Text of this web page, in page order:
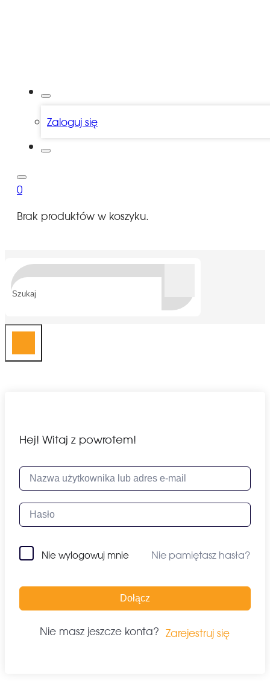
Zaloguj się
0
Brak produktów w koszyku.
Szukaj
Hej! Witaj z powrotem!
Nie wylogowuj mnie Nie pamiętasz hasła?
Dołącz
Nie masz jeszcze konta? Zarejestruj się